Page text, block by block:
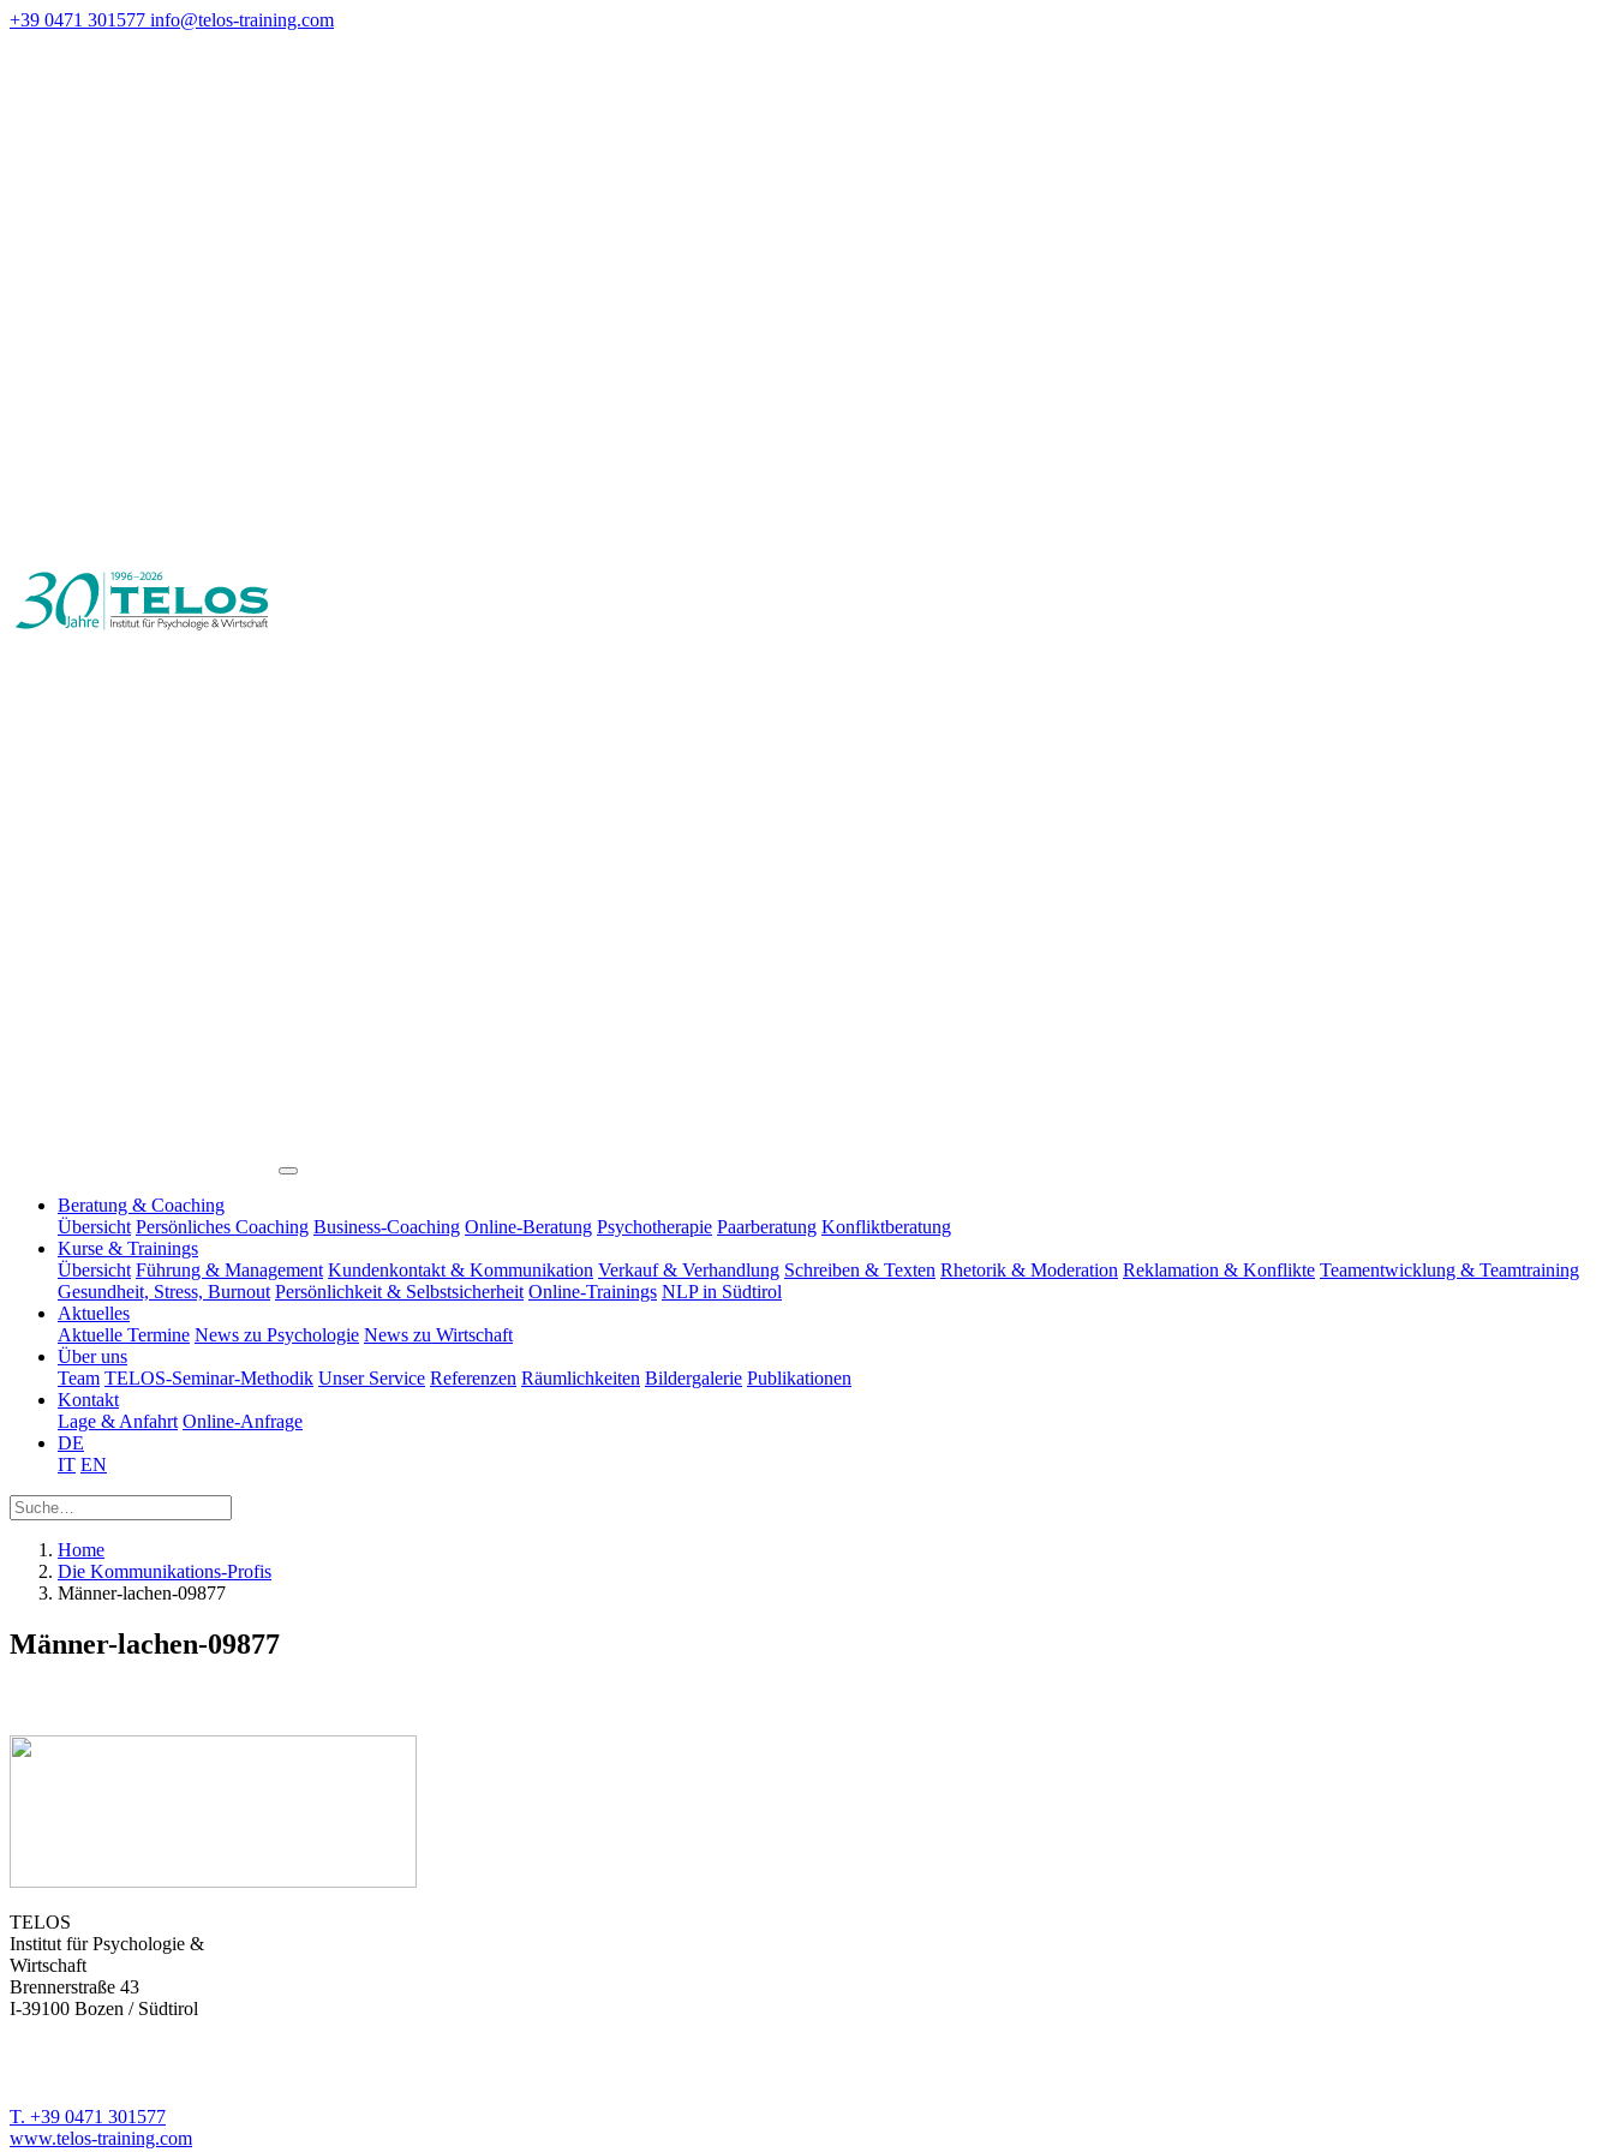
+39 0471 301577 info@telos-training.com
Beratung & Coaching
Übersicht Persönliches Coaching Business-Coaching Online-Beratung Psychotherapie Paarberatung Konfliktberatung
Kurse & Trainings
Übersicht Führung & Management Kundenkontakt & Kommunikation Verkauf & Verhandlung Schreiben & Texten Rhetorik & Moderation Reklamation & Konflikte Teamentwicklung & Teamtraining
Gesundheit, Stress, Burnout Persönlichkeit & Selbstsicherheit Online-Trainings NLP in Südtirol
Aktuelles
Aktuelle Termine News zu Psychologie News zu Wirtschaft
Über uns
Team TELOS-Seminar-Methodik Unser Service Referenzen Räumlichkeiten Bildergalerie Publikationen
Kontakt
Lage & Anfahrt Online-Anfrage
DE
IT EN
Home
Die Kommunikations-Profis
Männer-lachen-09877
Männer-lachen-09877
TELOS
Institut für Psychologie &
Wirtschaft
Brennerstraße 43
I-39100 Bozen / Südtirol
T. +39 0471 301577
www.telos-training.com